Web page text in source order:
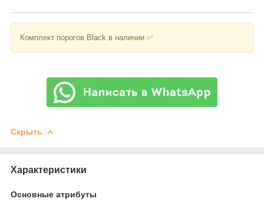
Комплект порогов Black в наличии ✅
Скрыть
Характеристики
Основные атрибуты